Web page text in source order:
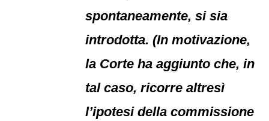
spontaneamente, si sia
introdotta. (In motivazione,
la Corte ha aggiunto che, in
tal caso, ricorre altresì
l’ipotesi della commissione